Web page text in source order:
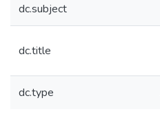
dc.subject
dc.title
dc.type